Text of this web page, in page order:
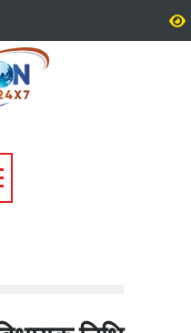
फैसले:
और